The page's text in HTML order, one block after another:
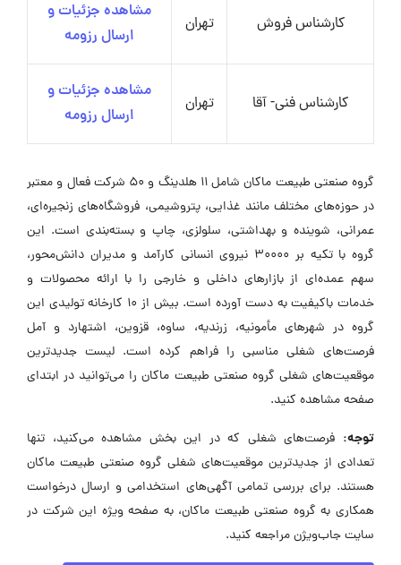
کارشناس فروش تهران
مشاهده جزئیات و
ارسال رزومه
کارشناس فنی- آقا تهران
مشاهده جزئیات و
ارسال رزومه
گروه صنعتی طبیعت ماکان شامل 11 هلدینگ و 50 شرکت فعال و معتبر
در حوزه‌های مختلف مانند غذایی، پتروشیمی، فروشگاه‌های زنجیره‌ای،
عمرانی، شوینده و بهداشتی، سلولزی، چاپ و بسته‌بندی است. این
گروه با تکیه بر 30000 نیروی انسانی کارآمد و مدیران دانش‌محور،
سهم عمده‌ای از بازارهای داخلی و خارجی را با ارائه محصولات و
خدمات باکیفیت به دست آورده است. بیش از 10 کارخانه تولیدی این
گروه در شهرهای مأمونیه، زرندیه، ساوه، قزوین، اشتهارد و آمل
فرصت‌های شغلی مناسبی را فراهم کرده است. لیست جدیدترین
موقعیت‌های شغلی گروه صنعتی طبیعت ماکان را می‌توانید در ابتدای
صفحه مشاهده کنید.
توجه: فرصت‌های شغلی که در این بخش مشاهده می‌کنید، تنها
تعدادی از جدیدترین موقعیت‌های شغلی گروه صنعتی طبیعت ماکان
هستند. برای بررسی تمامی آگهی‌های استخدامی و ارسال درخواست
همکاری به گروه صنعتی طبیعت ماکان، به صفحه ویژه این شرکت در
سایت جاب‌ویژن مراجعه کنید.